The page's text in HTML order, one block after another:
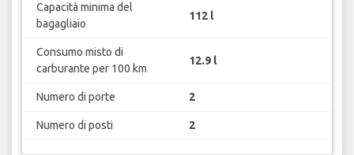
Capacità minima del
bagagliaio
112 l
Consumo misto di
carburante per 100 km
12.9 l
Numero di porte 2
Numero di posti 2